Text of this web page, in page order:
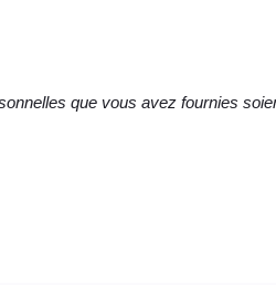
que vous avez fournies